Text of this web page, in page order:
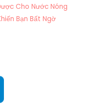
Cho Nước Nóng
Bạn Bất Ngờ